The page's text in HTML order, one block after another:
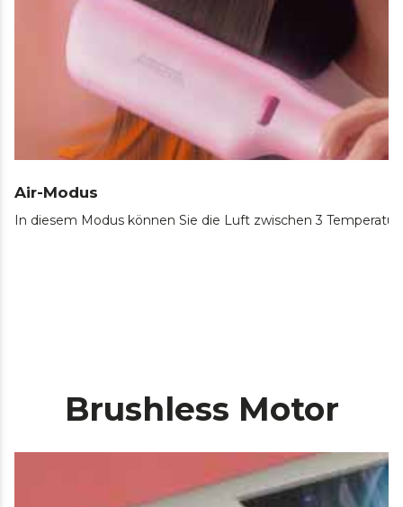
Air-Modus
In diesem Modus können Sie die Luft zwischen 3
Brushless Motor